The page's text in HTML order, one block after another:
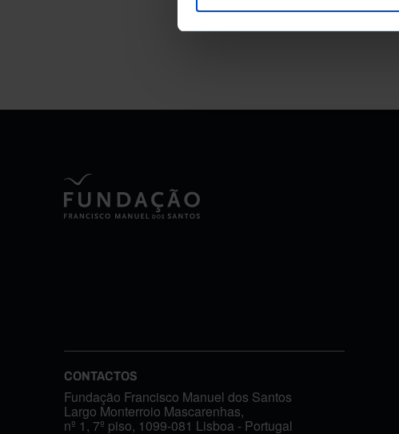
CONTACTOS
Fundação Francisco Manuel dos Santos
Largo Monterroio Mascarenhas,
nº 1, 7º piso, 1099-081 Lisboa - Portugal